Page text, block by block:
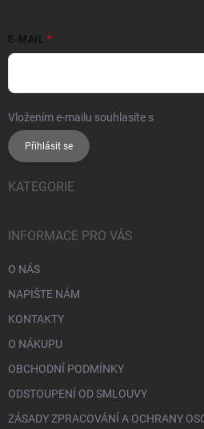
E-MAIL
Vložením e-mailu souhlasíte s
Přihlásit se
KATEGORIE
INFORMACE PRO VÁS
O NÁS
NAPIŠTE NÁM
KONTAKTY
O NÁKUPU
OBCHODNÍ PODMÍNKY
ODSTOUPENÍ OD SMLOUVY
ZÁSADY ZPRACOVÁNÍ A OCHRANY